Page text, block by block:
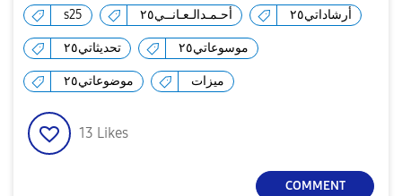
s25 أحـمـدالـعـانــي٢٥ أرشاداتي٢٥
تحديثاتي٢٥ موسوعاتي٢٥
موضوعاتي٢٥ ميزات
13 Likes
COMMENT